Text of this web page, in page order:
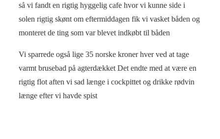
så vi fandt en rigtig hyggelig cafe hvor vi kunne side i
solen rigtig skønt om eftermiddagen fik vi vasket båden og
monteret de ting som var blevet indkøbt til båden
Vi sparrede også lige 35 norske kroner hver ved at tage
varmt brusebad på agterdækket Det endte med at være en
rigtig flot aften vi sad længe i cockpittet og drikke rødvin
længe efter vi havde spist